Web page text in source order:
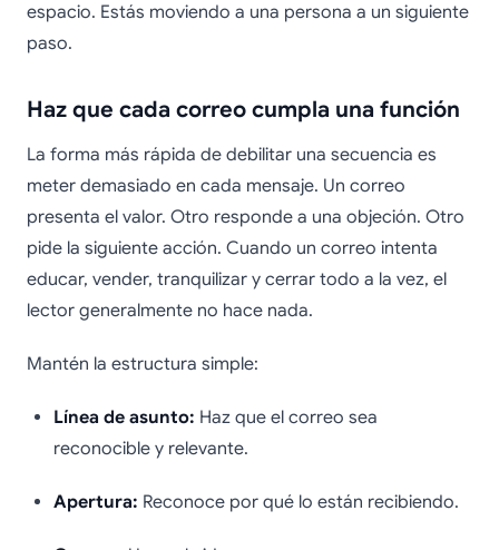
espacio. Estás moviendo a una persona a un siguiente
paso.
Haz que cada correo cumpla una función
La forma más rápida de debilitar una secuencia es
meter demasiado en cada mensaje. Un correo
presenta el valor. Otro responde a una objeción. Otro
pide la siguiente acción. Cuando un correo intenta
educar, vender, tranquilizar y cerrar todo a la vez, el
lector generalmente no hace nada.
Mantén la estructura simple:
Línea de asunto: Haz que el correo sea
reconocible y relevante.
Apertura: Reconoce por qué lo están recibiendo.